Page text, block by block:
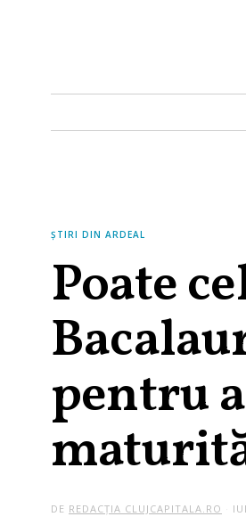
ȘTIRI DIN ARDEAL
Poate
pentru
DE REDACȚIA CLUJCAPITALA.RO